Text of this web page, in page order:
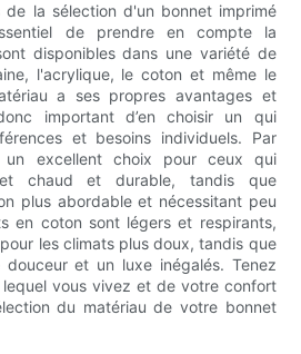
de la sélection d'un bonnet imprimé
de prendre en compte la
disponibles dans une variété de
l'acrylique, le coton et même le
a ses propres avantages et
important d’en choisir un qui
et besoins individuels. Par
excellent choix pour ceux qui
chaud et durable, tandis que
plus abordable et nécessitant peu
en coton sont légers et respirants,
les climats plus doux, tandis que
et un luxe inégalés. Tenez
vous vivez et de votre confort
du matériau de votre bonnet